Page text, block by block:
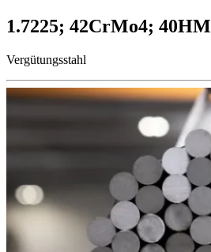
1.7225; 42CrMo4; 40HM
Vergütungsstahl